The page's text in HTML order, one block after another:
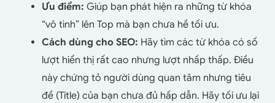
Ưu điểm: Giúp bạn phát hiện ra những từ khóa
“vô tình” lên Top mà bạn chưa hề tối ưu.
Cách dùng cho SEO: Hãy tìm các từ khóa có số
lượt hiển thị rất cao nhưng lượt nhấp thấp. Điều
này chứng tỏ người dùng quan tâm nhưng tiêu
đề (Title) của bạn chưa đủ hấp dẫn. Hãy tối ưu lại